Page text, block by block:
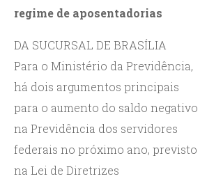
regime de aposentadorias
DA SUCURSAL DE BRASÍLIA
Para o Ministério da Previdência,
há dois argumentos principais
para o aumento do saldo negativo
na Previdência dos servidores
federais no próximo ano, previsto
na Lei de Diretrizes